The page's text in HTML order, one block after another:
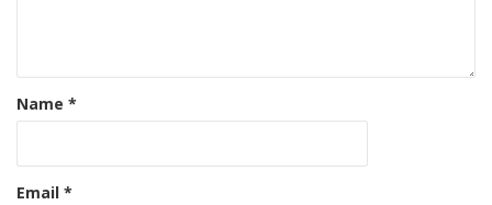
Name *
Email *